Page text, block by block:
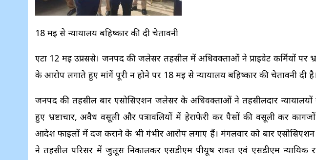
18 मई से न्यायालय बहिष्कार की दी चेतावनी
एटा 12 मई उप्रससे। जनपद की जलेसर तहसील में अधिवक्ताओं ने प्राइवेट कर्मियों पर
के आरोप लगाते हुए मांगें पूरी न होने पर 18 मई से न्यायालय बहिष्कार की चेतावनी दी है।
जनपद की तहसील बार एसोसिएशन जलेसर के अधिवक्ताओं ने तहसीलदार न्यायालयों
हुए भ्रष्टाचार, अवैध वसूली और पत्रावलियों में हेराफेरी कर पैसों की वसूली कर
आदेश फाइलों में दर्ज कराने के भी गंभीर आरोप लगाए हैं। मंगलवार को बार
ने तहसील परिसर में जुलूस निकालकर एसडीएम पीयूष रावत एवं एसडीएम न्यायिक